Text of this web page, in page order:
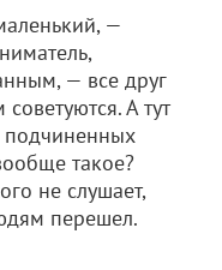
—
— все друг
А тут
подчиненных
такое?
не слушает,
перешел.